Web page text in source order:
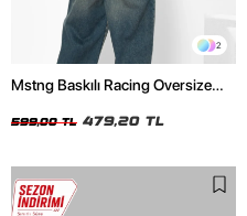
2
Mstng Baskılı Racing Oversize
599,00 TL 479,20 TL